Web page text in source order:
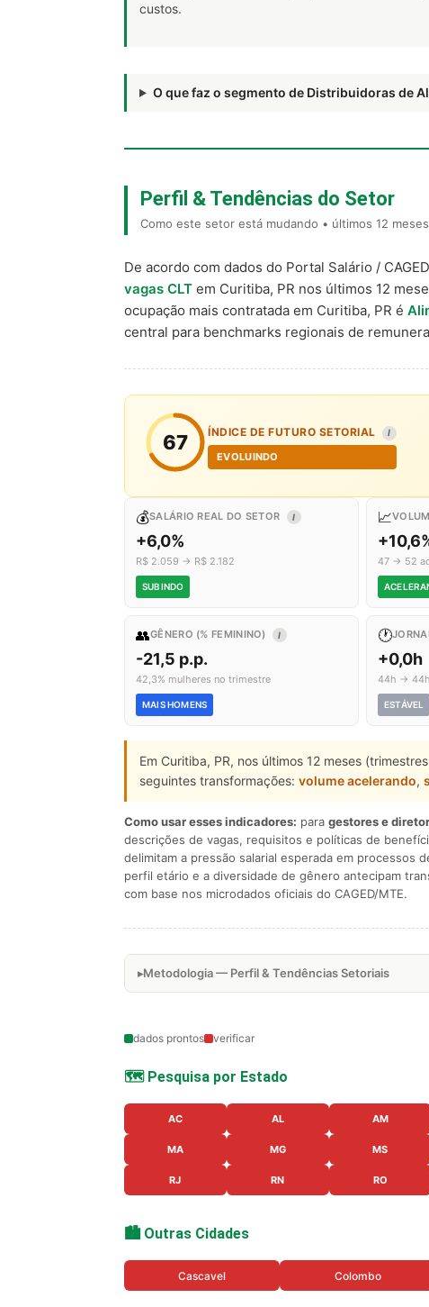
custos.
O que faz o segmento de Distribuidoras de
Perfil & Tendências do Setor
Como este setor está mudando • últimos 12
De acordo com dados do Portal Salário /
vagas CLT em Curitiba, PR nos últimos 12
ocupação mais contratada em Curitiba, PR é
central para benchmarks regionais de
67 ÍNDICE DE FUTURO SETORIAL I
EVOLUINDO
💰SALÁRIO REAL DO SETOR I
+6,0%
R$ 2.059 → R$ 2.182
SUBINDO
📈
47 → 52
👥GÊNERO (% FEMININO) I
-21,5 p.p.
42,3% mulheres no trimestre
MAIS HOMENS
🕐
+0,0h
44h →
ESTÁVEL
Em Curitiba, PR, nos últimos 12 meses
seguintes transformações: volume acelerando,
Como usar esses indicadores: para gestores e
descrições de vagas, requisitos e políticas de
delimitam a pressão salarial esperada em processos
perfil etário e a diversidade de gênero antecipam
com base nos microdados oficiais do CAGED/MTE.
Metodologia — Perfil & Tendências Setoriais
dados prontos verificar
🗺️ Pesquisa por Estado
AC AL AM
MA MG MS
RJ RN RO
🏙️ Outras Cidades
Cascavel Colombo